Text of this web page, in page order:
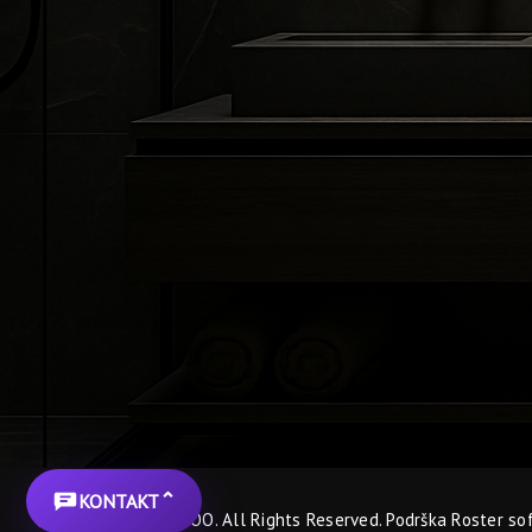
© BGA KERAMIKA DOO. All Rights Reserved. PodrškaRoster
KONTAKT⌃